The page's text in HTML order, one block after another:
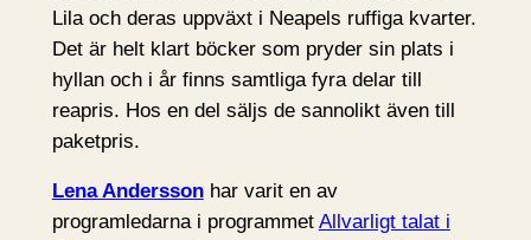
Lila och deras uppväxt i Neapels ruffiga kvarter.
Det är helt klart böcker som pryder sin plats i
hyllan och i år finns samtliga fyra delar till
reapris. Hos en del säljs de sannolikt även till
paketpris.
Lena Anderssonhar varit en av
programledarna i programmet Allvarligt talat i